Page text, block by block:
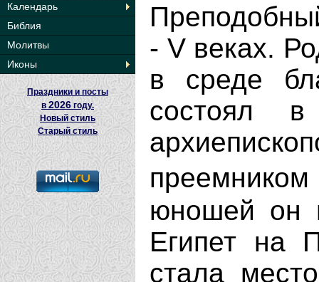
Календарь
Библия
Молитвы
Иконы
Праздники и посты
в 2026 году.
Новый стиль
Старый стиль
- V веках.
в среде
состоял
юношей он
Египет на
стала